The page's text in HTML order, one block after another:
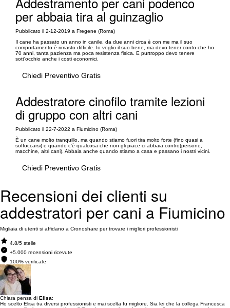
per abbaia tira al guinzaglio
Pubblicato il 2-12-2019 a Fregene (Roma)
Il cane ha passato un anno in canile, da due anni circa è con me ma il suo
comportamento è rimasto difficile. Io voglio il suo bene, ma devo tener conto che ho
70 anni, tanta pazienza ma poca resistenza fisica. E purtroppo devo tenere
sott'occhio anche i costi economici.
Chiedi Preventivo Gratis
Addestratore cinofilo tramite lezioni
di gruppo con altri cani
Pubblicato il 22-7-2022 a Fiumicino (Roma)
È un cane molto tranquillo, ma quando stiamo fuori tira molto forte (fino quasi a
soffoccarsi) e quando c'è qualcosa che non gli piace ci abbaia contro(persone,
macchine, altri cani). Abbaia anche quando stiamo a casa e passano i nostri vicini.
Chiedi Preventivo Gratis
Recensioni dei clienti su
addestratori per cani a Fiumicino
Migliaia di utenti si affidano a Cronoshare per trovare i migliori professionisti
4.8/5 stelle
+5.000 recensioni ricevute
100% verificate
Chiara pensa di Elisa:
Ho scelto Elisa tra diversi professionisti e mai scelta fu migliore. Sia lei che la collega Francesca